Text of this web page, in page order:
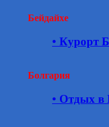
Бейдайхе
• Курорт
Болгария
• Отдых